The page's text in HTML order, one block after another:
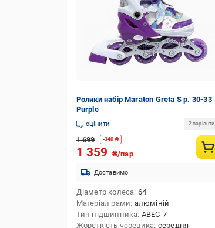
Ролики набір Maraton Greta S р. 30-33
Purple
оцінити 2 варіанти
1 699 -340 ₴
1 359 ₴/пар
Доставимо
Діаметр колеса 64
Матеріал рами алюміній
Тип підшипника ABEC-7
Жорсткість черевика середня